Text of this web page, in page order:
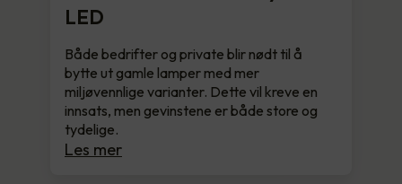
LED
Både bedrifter og private blir nødt til å
bytte ut gamle lamper med mer
miljøvennlige varianter. Dette vil kreve en
innsats, men gevinstene er både store og
tydelige.
Les mer